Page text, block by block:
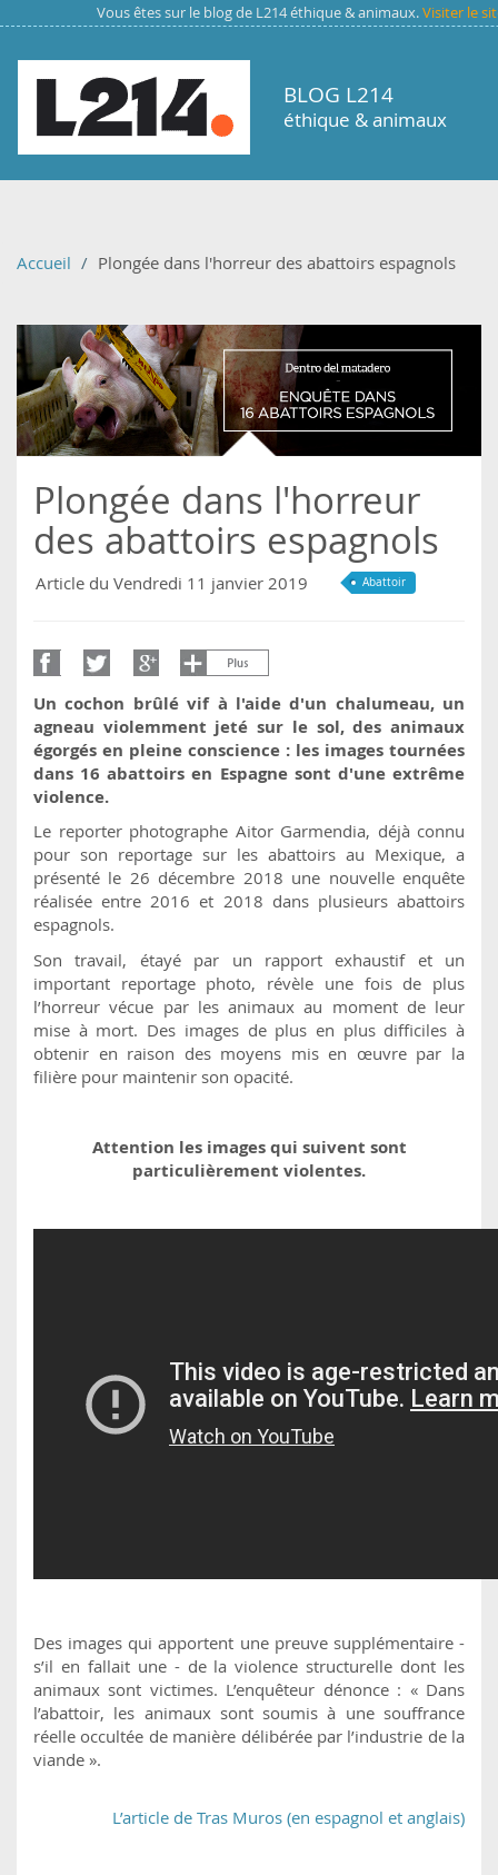
Aller au contenu principal
Vous êtes sur le blog de L214 éthique & animaux.Visiter le
BLOG L214
éthique & animaux
Accueil Plongée dans l'horreur des abattoirs espagnols
Plongée dans l'horreur
des abattoirs espagnols
Article du Vendredi 11 janvier 2019 Abattoir
Un cochon brûlé vif à l'aide d'un chalumeau, un
agneau violemment jeté sur le sol, des animaux
égorgés en pleine conscience : les images tournées
dans 16 abattoirs en Espagne sont d'une extrême
violence.
Le reporter photographe Aitor Garmendia, déjà connu
pour son reportage sur les abattoirs au Mexique, a
présenté le 26 décembre 2018 une nouvelle enquête
réalisée entre 2016 et 2018 dans plusieurs abattoirs
espagnols.
Son travail, étayé par un rapport exhaustif et un
important reportage photo, révèle une fois de plus
l’horreur vécue par les animaux au moment de leur
mise à mort. Des images de plus en plus difficiles à
obtenir en raison des moyens mis en œuvre par la
filière pour maintenir son opacité.
Attention les images qui suivent sont
particulièrement violentes.
Des images qui apportent une preuve supplémentaire -
s’il en fallait une - de la violence structurelle dont les
animaux sont victimes. L’enquêteur dénonce : « Dans
l’abattoir, les animaux sont soumis à une souffrance
réelle occultée de manière délibérée par l’industrie de la
viande ».
L’article de Tras Muros (en espagnol et anglais)